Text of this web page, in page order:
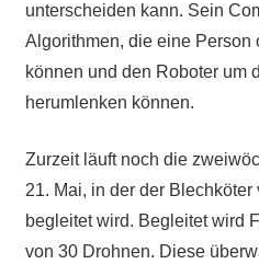
unterscheiden kann. Sein
Algorithmen, die eine Person
können und den Roboter um
herumlenken können.
Zurzeit läuft noch die
21. Mai, in der der
begleitet wird. Begleitet wird
von 30 Drohnen. Diese